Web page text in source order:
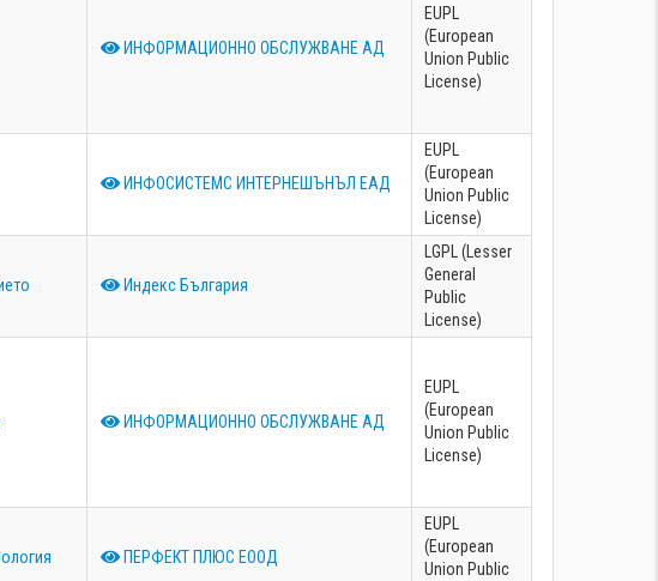
ИНФОРМАЦИОННО ОБСЛУЖВАНЕ АД
EUPL
(European
Union Public
License)
ИНФОСИСТЕМС ИНТЕРНЕШЪНЪЛ ЕАД
EUPL
(European
Union Public
License)
Индекс България
LGPL (Lesser
General
Public
License)
ИНФОРМАЦИОННО ОБСЛУЖВАНЕ АД
EUPL
(European
Union Public
License)
ПЕРФЕКТ ПЛЮС ЕООД
EUPL
(European
Union Public